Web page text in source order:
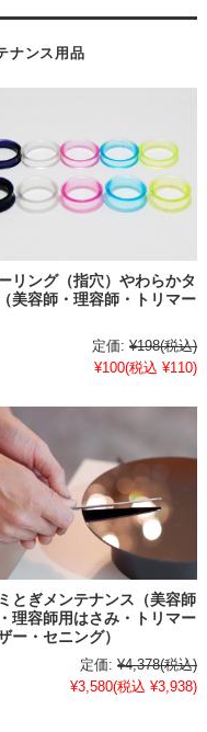
ナンス用品
リング（指穴）やわらかタ
美容師・理容師・トリマー
定価: ¥198(税込)
¥100(税込 ¥110)
とぎメンテナンス（美容師
理容師用はさみ・トリマー
ー・セニング）
定価: ¥4,378(税込)
¥3,580(税込 ¥3,938)